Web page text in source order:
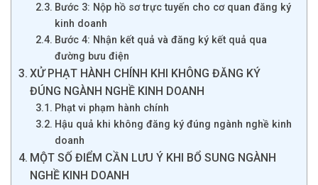
Bước 3: Nộp hồ sơ trực tuyến cho cơ quan đăng ký
kinh doanh
Bước 4: Nhận kết quả và đăng ký kết quả qua
đường bưu điện
XỬ PHẠT HÀNH CHÍNH KHI KHÔNG ĐĂNG KÝ
ĐÚNG NGÀNH NGHỀ KINH DOANH
Phạt vi phạm hành chính
Hậu quả khi không đăng ký đúng ngành nghề kinh
doanh
MỘT SỐ ĐIỂM CẦN LƯU Ý KHI BỔ SUNG NGÀNH
NGHỀ KINH DOANH